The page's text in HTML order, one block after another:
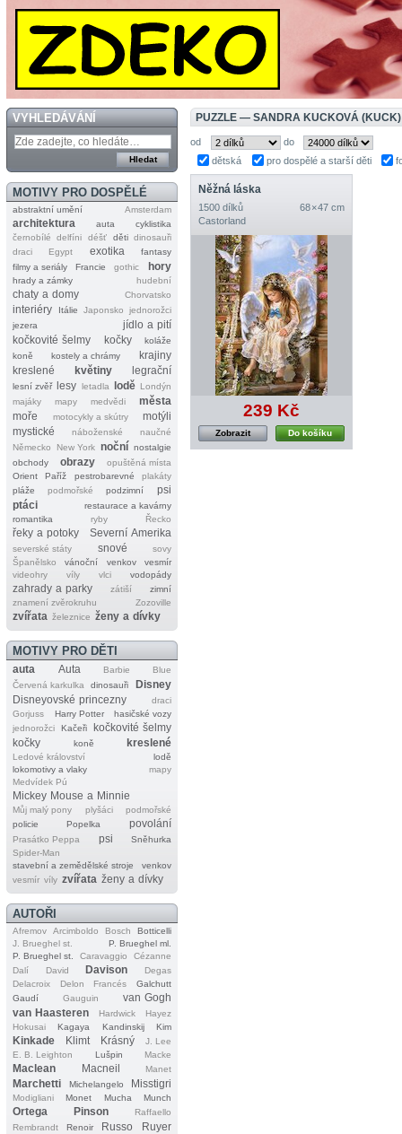
VYHLEDÁVÁNÍ
MOTIVY PRO DOSPĚLÉ
abstraktní umění Amsterdam
architektura auta
cyklistika
černobílé
delfíni déšť děti dinosauři
draci
Egypt exotika
fantasy
filmy a seriály
Francie gothic hory
hrady a zámky hudební
chaty a domy Chorvatsko
interiéry Itálie Japonsko
jednorožci
jezera
jídlo a pití
kočkovité šelmy
kočky
koláže
koně
kostely a chrámy
krajiny
kreslené
květiny legrační
lesní zvěř lesy letadla lodě Londýn
majáky
mapy medvědi
města
moře
motocykly a skútry
motýli
mystické
náboženské
naučné
Německo
New York noční nostalgie
obchody
obrazy
opuštěná místa
Orient
Paříž pestrobarevné
plakáty
pláže
podmořské podzimní
psi
ptáci
restaurace a kavárny
romantika
ryby Řecko
řeky a potoky Severní Amerika
severské státy snové
sovy
Španělsko
vánoční venkov
vesmír
videohry
víly vlci vodopády
zahrady a parky zátiší
zimní
znamení zvěrokruhu
Zozoville
zvířata železnice ženy a dívky
MOTIVY PRO DĚTI
auta Auta Barbie
Blue
Červená karkulka
dinosauři
Disney
Disneyovské princezny
draci
Gorjuss
Harry Potter
hasičské vozy
jednorožci
Kačeři
kočkovité šelmy
kočky
koně kreslené
Ledové království
lodě
lokomotivy a vlaky
mapy
Medvídek Pú
Mickey Mouse a Minnie
Můj malý pony plyšáci
podmořské
policie
Popelka povolání
Prasátko Peppa psi
Sněhurka
Spider‐Man
stavební a zemědělské stroje
venkov
vesmír víly zvířata ženy a dívky
AUTOŘI
Afremov Arcimboldo Bosch
Botticelli
J. Brueghel st.
P. Brueghel ml.
P. Brueghel st.
Caravaggio
Cézanne
Dalí
David Davison
Degas
Delacroix
Delon Francés
Galchutt
Gaudí
Gauguin
van Gogh
van Haasteren
Hardwick
Hayez
Hokusai
Kagaya Kandinskij Kim
Kinkade Klimt Krásný
J. Lee
E. B. Leighton
Lušpin Macke
Maclean Macneil Manet
Marchetti Michelangelo Misstigri
Modigliani Monet Mucha Munch
Ortega Pinson
Raffaello
Rembrandt
Renoir Russo Ruyer
PUZZLE — SANDRA KUCKOVÁ (KUCK)
od
do
dětská
pro dospělé a starší děti
Něžná láska
1500 dílků
68 × 47 cm
Castorland
239 Kč
Do košíku
Zobrazit